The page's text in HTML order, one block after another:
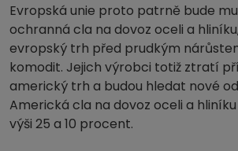
Evropská unie proto patrně bude
ochranná cla na dovoz oceli a
evropský trh před prudkým
komodit. Jejich výrobci totiž ztratí
americký trh a budou hledat nové
Americká cla na dovoz oceli a
výši 25 a 10 procent.